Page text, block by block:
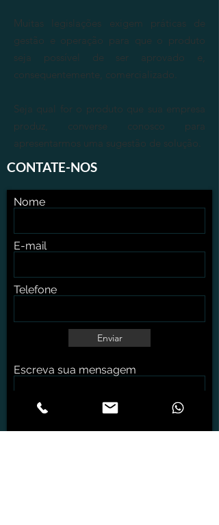
Muitas legislações exigem práticas de
gestão e operação para que o produto
seja possível de ser aprovado e,
consequentemente, comercializado.
Seja qual for o produto que sua empresa
produz, converse conosco para
apresentarmos uma sugestão de solução.
CONTATE-NOS
Nome
E-mail
Telefone
Enviar
Escreva sua mensagem